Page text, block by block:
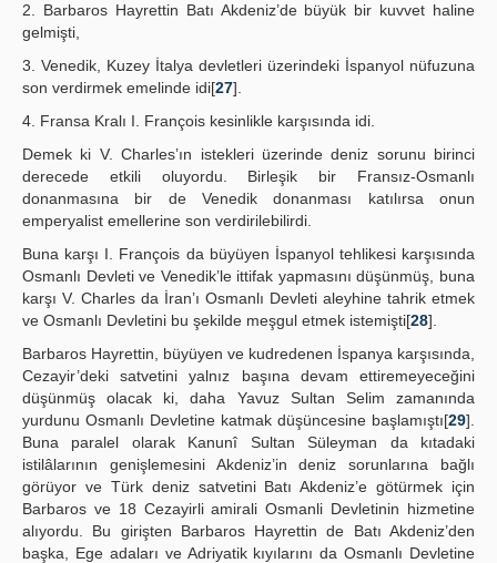
2. Barbaros Hayrettin Batı Akdeniz’de büyük bir kuvvet haline
gelmişti,
3. Venedik, Kuzey İtalya devletleri üzerindeki İspanyol nüfuzuna
son verdirmek emelinde idi[27].
4. Fransa Kralı I. François kesinlikle karşısında idi.
Demek ki V. Charles’ın istekleri üzerinde deniz sorunu birinci
derecede etkili oluyordu. Birleşik bir Fransız-Osmanlı
donanmasına bir de Venedik donanması katılırsa onun
emperyalist emellerine son verdirilebilirdi.
Buna karşı I. François da büyüyen İspanyol tehlikesi karşısında
Osmanlı Devleti ve Venedik’le ittifak yapmasını düşünmüş, buna
karşı V. Charles da İran’ı Osmanlı Devleti aleyhine tahrik etmek
ve Osmanlı Devletini bu şekilde meşgul etmek istemişti[28].
Barbaros Hayrettin, büyüyen ve kudredenen İspanya karşısında,
Cezayir’deki satvetini yalnız başına devam ettiremeyeceğini
düşünmüş olacak ki, daha Yavuz Sultan Selim zamanında
yurdunu Osmanlı Devletine katmak düşüncesine başlamıştı[29].
Buna paralel olarak Kanunî Sultan Süleyman da kıtadaki
istilâlarının genişlemesini Akdeniz’in deniz sorunlarına bağlı
görüyor ve Türk deniz satvetini Batı Akdeniz’e götürmek için
Barbaros ve 18 Cezayirli amirali Osmanli Devletinin hizmetine
alıyordu. Bu girişten Barbaros Hayrettin de Batı Akdeniz’den
başka, Ege adaları ve Adriyatik kıyılarını da Osmanlı Devletine